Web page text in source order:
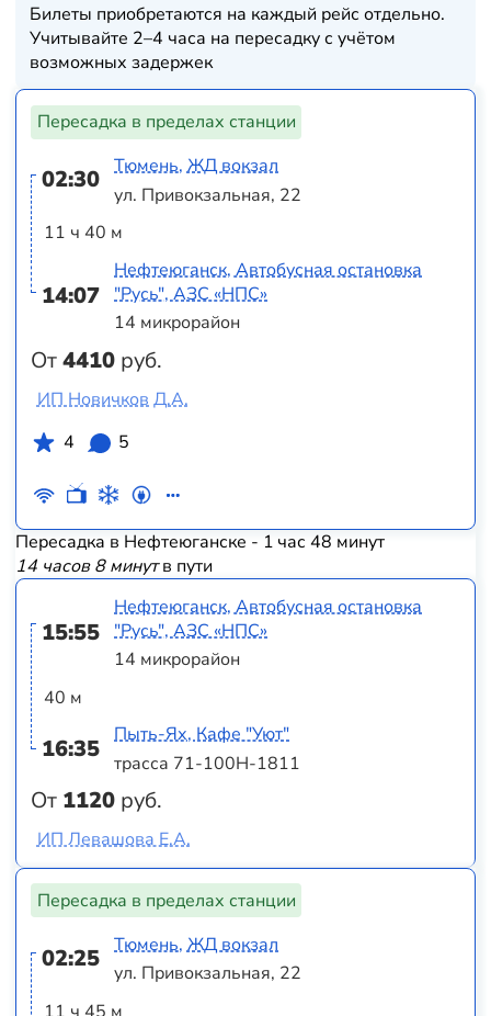
Билеты приобретаются на каждый рейс отдельно.
Учитывайте 2–4 часа на пересадку с учётом
возможных задержек
Пересадка в пределах станции
02:30
11 ч 40 м
14:07
От4410 руб.
Тюмень, ЖД вокзал
ул. Привокзальная, 22
Нефтеюганск, Автобусная остановка
"Русь", АЗС «НПС»
14 микрорайон
ИП Новичков Д.А.
4
5
Пересадка в Нефтеюганске - 1 час 48 минут
14 часов 8 минутв пути
15:55
40 м
16:35
От 1120 руб.
Нефтеюганск, Автобусная остановка
"Русь", АЗС «НПС»
14 микрорайон
Пыть-Ях, Кафе "Уют"
трасса 71-100Н-1811
ИП Левашова Е.А.
Пересадка в пределах станции
02:25
Тюмень, ЖД вокзал
ул. Привокзальная, 22